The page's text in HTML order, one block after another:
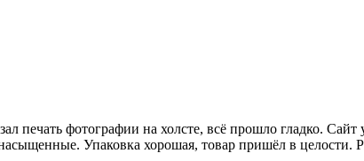
печать фотографии на холсте, всё прошло гладко.
Упаковка хорошая, товар пришёл в целости.